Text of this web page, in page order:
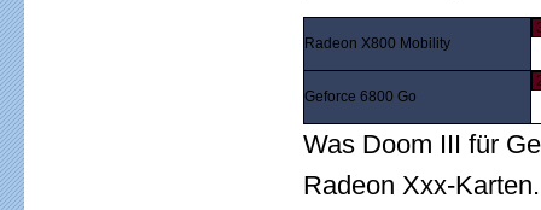
Radeon X800 Mobility
Geforce 6800 Go
Was Doom III für
Radeon Xxx-